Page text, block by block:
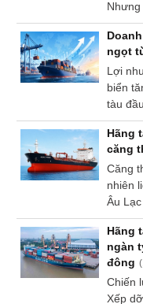
khổng
đường
ngọt
Lợi
biển
tàu
hiệu
Hãng
căng
Căng
nhiên
Âu
thêm
Hãng
ngàn
đông (
Chiến
Xếp